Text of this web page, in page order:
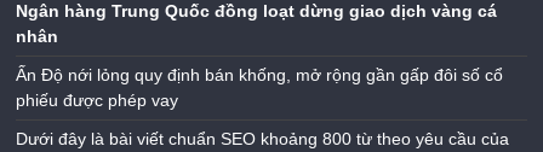
Ngân hàng Trung Quốc đồng loạt dừng giao dịch vàng cá
nhân
Ấn Độ nới lỏng quy định bán khống, mở rộng gần gấp đôi số cổ
phiếu được phép vay
Dưới đây là bài viết chuẩn SEO khoảng 800 từ theo yêu cầu của